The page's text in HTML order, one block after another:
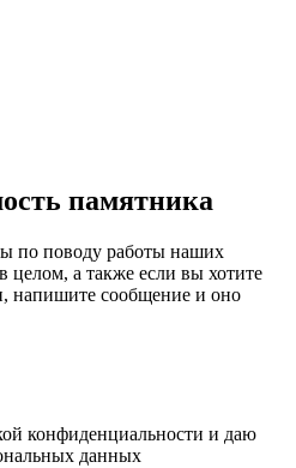
памятника
по поводу работы наших
целом, а также если вы хотите
напишите сообщение и оно
конфиденциальности и даю
данных